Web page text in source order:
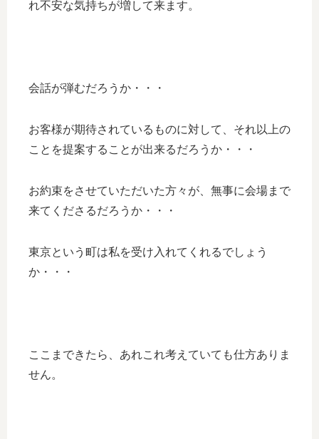
れ不安な気持ちが増して来ます。
会話が弾むだろうか・・・
お客様が期待されているものに対して、それ以上の
ことを提案することが出来るだろうか・・・
お約束をさせていただいた方々が、無事に会場まで
来てくださるだろうか・・・
東京という町は私を受け入れてくれるでしょう
か・・・
ここまできたら、あれこれ考えていても仕方ありま
せん。